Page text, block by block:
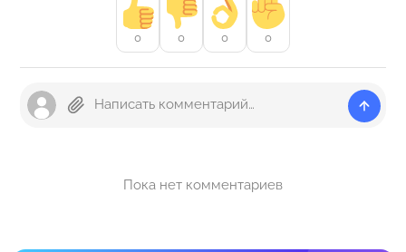
0 0 0 0
Пока нет комментариев